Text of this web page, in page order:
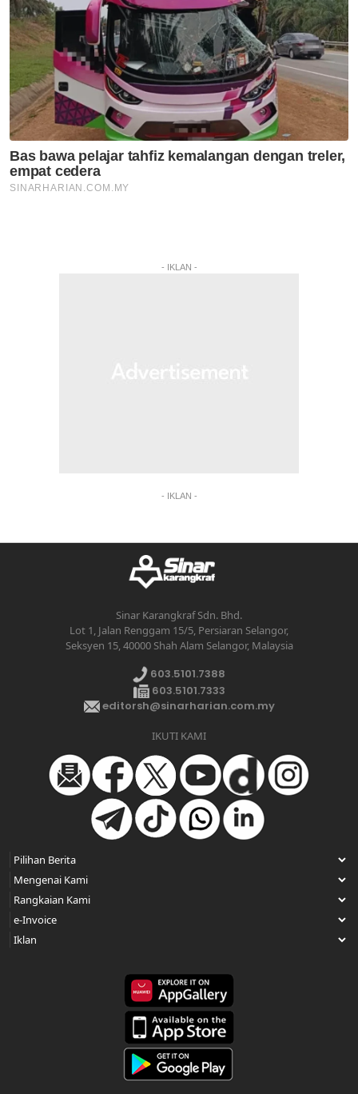
- IKLAN -
- IKLAN -
Sinar Karangkraf Sdn. Bhd.
Lot 1, Jalan Renggam 15/5, Persiaran Selangor,
Seksyen 15, 40000 Shah Alam Selangor, Malaysia
603.5101.7388
603.5101.7333
editorsh@sinarharian.com.my
IKUTI KAMI